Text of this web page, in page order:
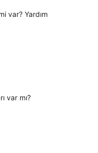
var? Yardım
var mı?